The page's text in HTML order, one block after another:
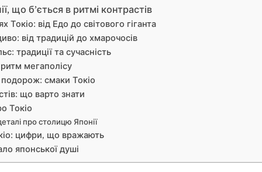
що б’ється в ритмі контрастів
Токіо: від Едо до світового гіганта
від традицій до хмарочосів
традиції та сучасність
мегаполісу
подорож: смаки Токіо
що варто знати
Токіо
про столицю Японії
цифри, що вражають
японської душі